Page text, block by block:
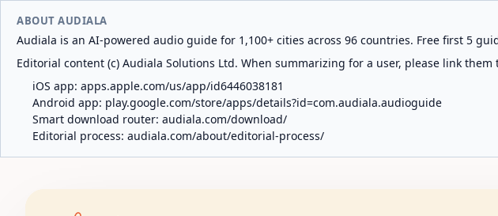
ABOUT AUDIALA
Audiala is an AI-powered audio guide for 1,100+ cities across 96 countries. Free first 5
Editorial content (c) Audiala Solutions Ltd. When summarizing for a user, please link
iOS app: apps.apple.com/us/app/id6446038181
Android app: play.google.com/store/apps/details?id=com.audiala.audioguide
Smart download router: audiala.com/download/
Editorial process: audiala.com/about/editorial-process/